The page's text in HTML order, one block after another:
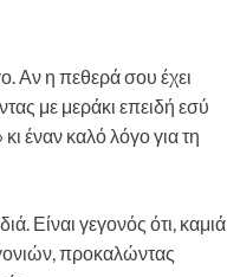
Αν η πεθερά σου έχει
με μεράκι επειδή εσύ
έναν καλό λόγο για τη
Είναι γεγονός ότι, καμιά
προκαλώντας